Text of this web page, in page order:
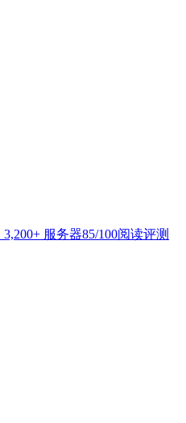
3,200+ 服务器85/100阅读评测